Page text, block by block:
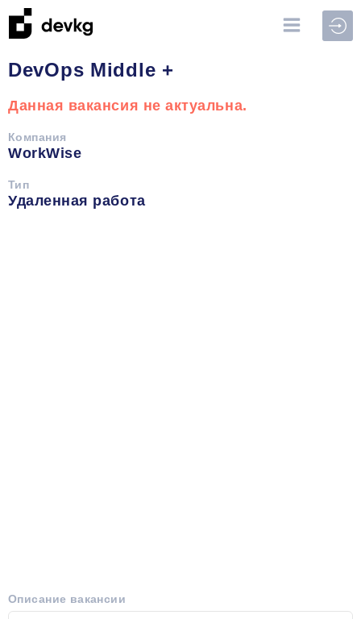
DevOps Middle +
Данная вакансия не актуальна.
Компания
WorkWise
Тип
Удаленная работа
Описание вакансии